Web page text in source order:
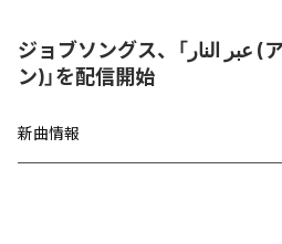
ジョブソングス、「عبر النار (アラビア語バージョ
ン)」を配信開始
新曲情報